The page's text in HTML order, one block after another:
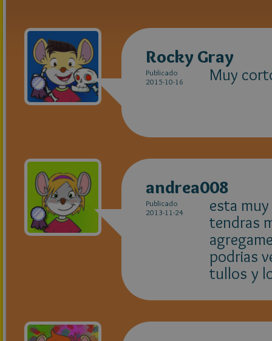
Rocky Gray
Publicado
2015-10-16
Muy
andrea008
Publicado
2013-11-24
esta
tendras
podrias
tullos y